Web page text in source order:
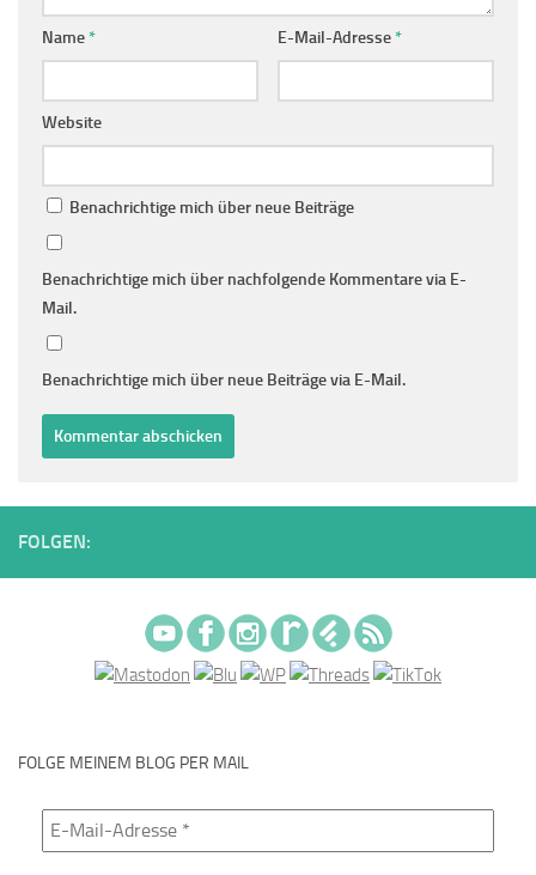
Name* E-Mail-Adresse*
Website
Benachrichtige mich über neue Beiträge
Benachrichtige mich über nachfolgende Kommentare via E-
Mail.
Benachrichtige mich über neue Beiträge via E-Mail.
FOLGEN:
FOLGE MEINEM BLOG PER MAIL